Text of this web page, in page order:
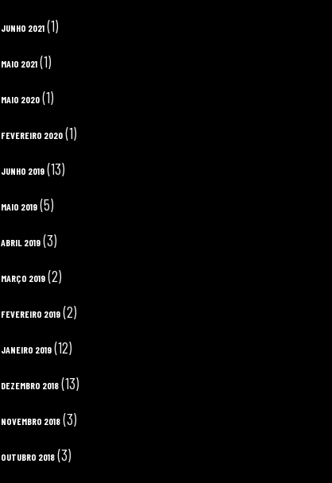
JUNHO 2021 (1)
MAIO 2021 (1)
MAIO 2020 (1)
FEVEREIRO 2020 (1)
JUNHO 2019 (13)
MAIO 2019 (5)
ABRIL 2019 (3)
MARÇO 2019 (2)
FEVEREIRO 2019 (2)
JANEIRO 2019 (12)
DEZEMBRO 2018 (13)
NOVEMBRO 2018 (3)
OUTUBRO 2018 (3)